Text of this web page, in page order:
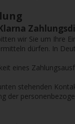
wir Sie um Ihre
dürfen. In
eines
stehenden
der